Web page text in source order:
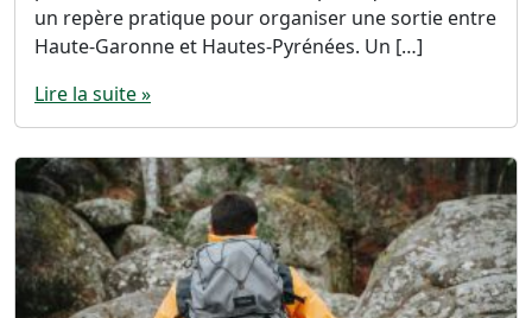
un repère pratique pour organiser une sortie entre
Haute-Garonne et Hautes-Pyrénées. Un […]
Lire la suite »